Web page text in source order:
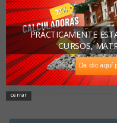
Colombia exporta casas de
listas en cinco días
Timms Bach /
cerrar
Da clic aquí
PRÁCTICAMENTE
CURSOS,